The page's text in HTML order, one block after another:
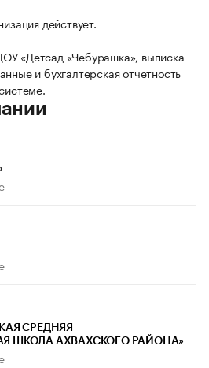
действует.
«Детсад «Чебурашка», выписка
и бухгалтерская отчетность
СРЕДНЯЯ
ШКОЛА АХВАХСКОГО РАЙОНА»